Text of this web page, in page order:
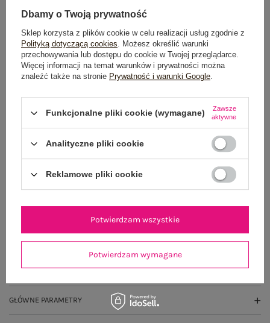
DODAJ DO KOSZYKA
Dostawaod 7,99 zł
Do darmowej dostawy brakuje 200,00 zł
Wysyłka wponiedziałek
100 dni na zwrot
OPIS PRODUKTU
GŁÓWNE PARAMETRY
Dbamy o Twoją prywatność
Sklep korzysta z plików cookie w celu realizacji usług zgodnie z
Polityką dotyczącą cookies. Możesz określić warunki
przechowywania lub dostępu do cookie w Twojej przeglądarce.
Więcej informacji na temat warunków i prywatności można
znaleźć także na stronie Prywatność i warunki Google.
Funkcjonalne pliki cookie (wymagane)
Zawsze
aktywne
Analityczne pliki cookie
Reklamowe pliki cookie
Potwierdzam wymagane
Potwierdzam wszystkie